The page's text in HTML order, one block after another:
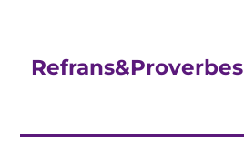
Refrans&Proverbes